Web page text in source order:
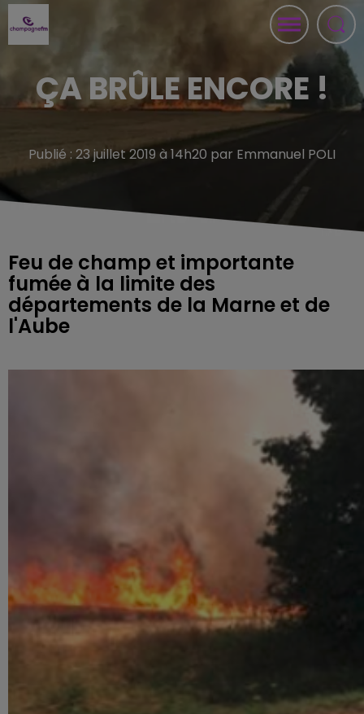
ÇA BRÛLE ENCORE !
Publié : 23 juillet 2019 à 14h20 par Emmanuel POLI
Feu de champ et importante
fumée à la limite des
départements de la Marne et de
l'Aube